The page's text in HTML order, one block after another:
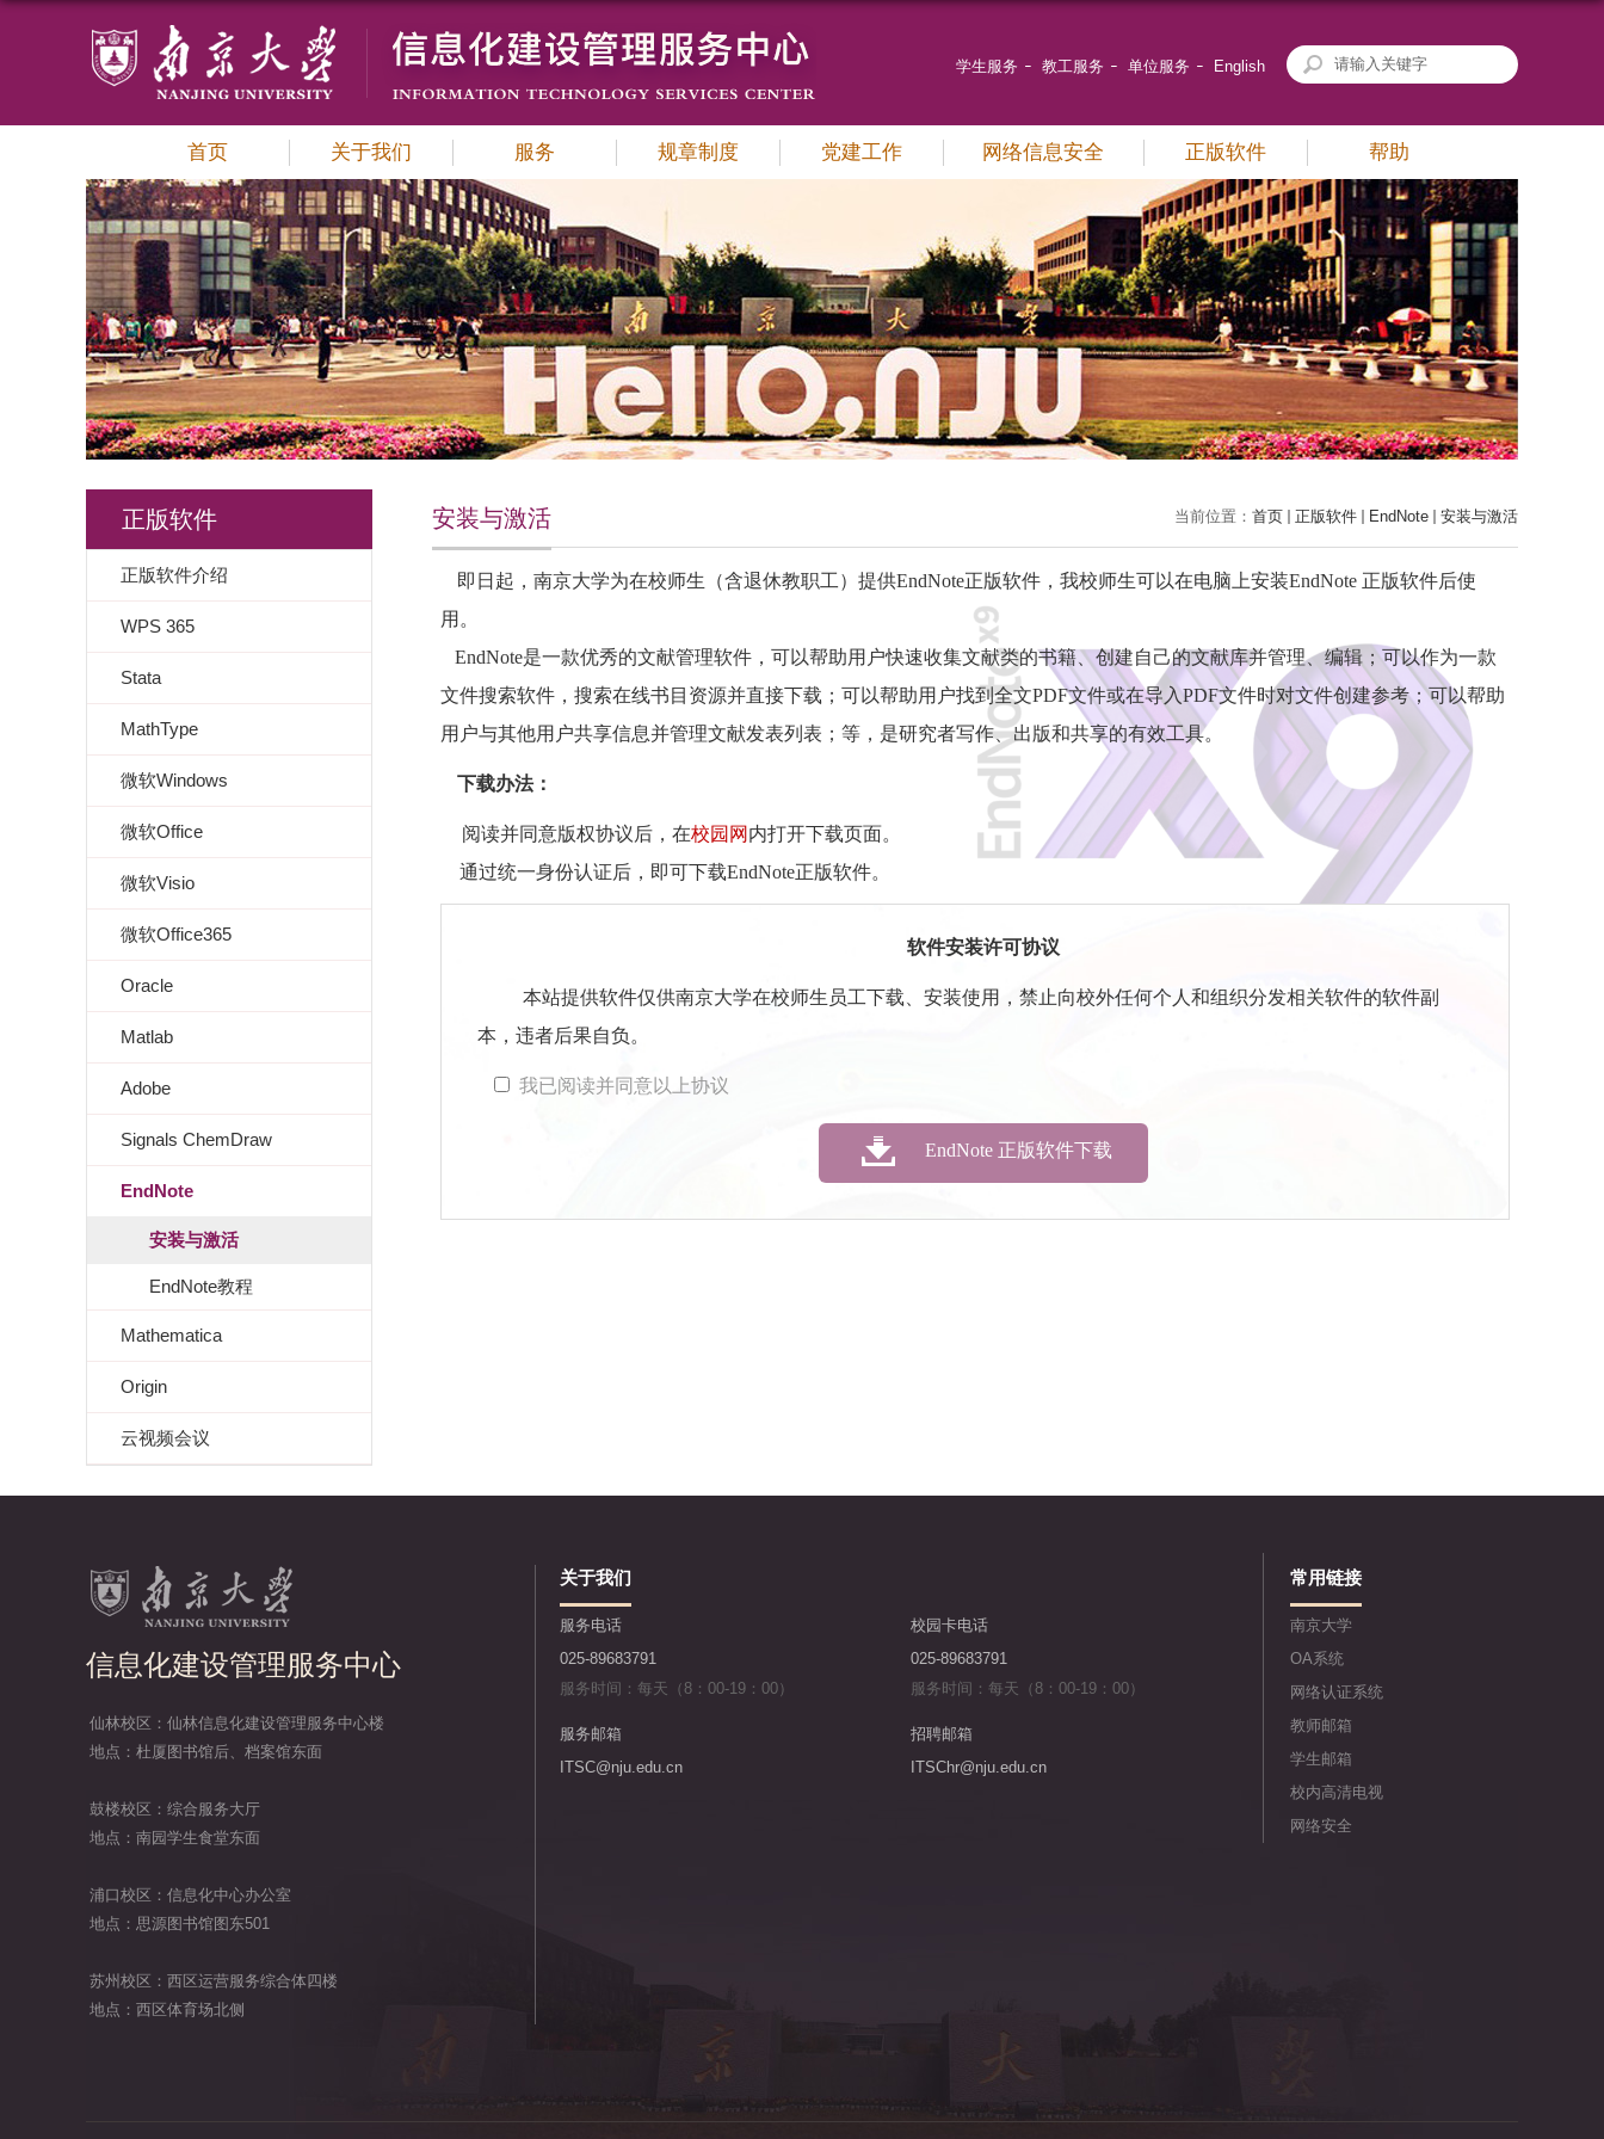
学生服务 教工服务 单位服务 English
首页 关于我们 服务 规章制度 党建工作 网络信息安全 正版软件 帮助
正版软件
正版软件介绍
WPS 365
Stata
MathType
微软Windows
微软Office
微软Visio
微软Office365
Oracle
Matlab
Adobe
Signals ChemDraw
EndNote
安装与激活
EndNote教程
Mathematica
Origin
云视频会议
当前位置： 首页 正版软件 EndNote 安装与激活
安装与激活
即日起，南京大学为在校师生（含退休教职工）提供EndNote正版软件，我校师生可以在电脑上安装EndNote 正版软件后使
用。
EndNote是一款优秀的文献管理软件，可以帮助用户快速收集文献类的书籍、创建自己的文献库并管理、编辑；可以作为一款
文件搜索软件，搜索在线书目资源并直接下载；可以帮助用户找到全文PDF文件或在导入PDF文件时对文件创建参考；可以帮助
用户与其他用户共享信息并管理文献发表列表；等，是研究者写作、出版和共享的有效工具。
下载办法：
阅读并同意版权协议后，在校园网 内打开下载页面。
通过统一身份认证后，即可下载EndNote正版软件。
软件安装许可协议
本站提供软件仅供南京大学在校师生员工下载、安装使用，禁止向校外任何个人和组织分发相关软件的软件副
本，违者后果自负。
我已阅读并同意以上协议
EndNote 正版软件下载
信息化建设管理服务中心
仙林校区：仙林信息化建设管理服务中心楼
地点：杜厦图书馆后、档案馆东面
鼓楼校区：综合服务大厅
地点：南园学生食堂东面
浦口校区：信息化中心办公室
地点：思源图书馆图东501
苏州校区：西区运营服务综合体四楼
地点：西区体育场北侧
关于我们
服务电话
025-89683791
服务时间：每天（8：00-19：00）
校园卡电话
025-89683791
服务时间：每天（8：00-19：00）
服务邮箱
ITSC@nju.edu.cn
招聘邮箱
ITSChr@nju.edu.cn
常用链接
南京大学
OA系统
网络认证系统
教师邮箱
学生邮箱
校内高清电视
网络安全